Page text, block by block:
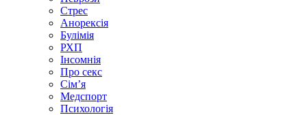
Стрес
Анорексія
Булімія
РХП
Інсомнія
Про секс
Сім’я
Медспорт
Психологія